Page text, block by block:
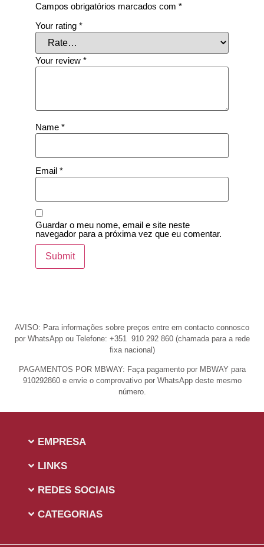
Campos obrigatórios marcados com *
Your rating *
Your review *
Name *
Email *
Guardar o meu nome, email e site neste
navegador para a próxima vez que eu comentar.
AVISO: Para informações sobre preços entre em contacto connosco
por WhatsApp ou Telefone: +351 910 292 860 (chamada para a rede
fixa nacional)
PAGAMENTOS POR MBWAY: Faça pagamento por MBWAY para
910292860 e envie o comprovativo por WhatsApp deste mesmo
número.
EMPRESA
LINKS
REDES SOCIAIS
CATEGORIAS